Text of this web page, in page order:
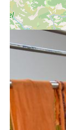
Laboratorio di
dove si
tradizionali,